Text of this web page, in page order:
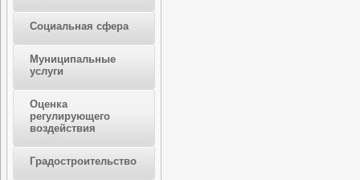
Социальная сфера
Муниципальные
услуги
Оценка
регулирующего
воздействия
Градостроительство